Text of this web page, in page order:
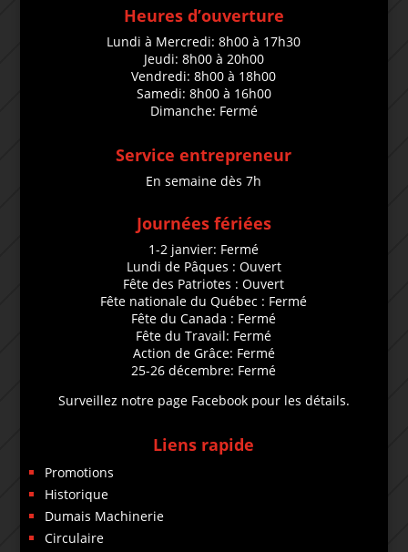
Heures d’ouverture
Lundi à Mercredi: 8h00 à 17h30
Jeudi: 8h00 à 20h00
Vendredi: 8h00 à 18h00
Samedi: 8h00 à 16h00
Dimanche: Fermé
Service entrepreneur
En semaine dès 7h
Journées fériées
1-2 janvier: Fermé
Lundi de Pâques : Ouvert
Fête des Patriotes : Ouvert
Fête nationale du Québec : Fermé
Fête du Canada : Fermé
Fête du Travail: Fermé
Action de Grâce: Fermé
25-26 décembre: Fermé
Surveillez notre page Facebook pour les détails.
Liens rapide
Promotions
Historique
Dumais Machinerie
Circulaire